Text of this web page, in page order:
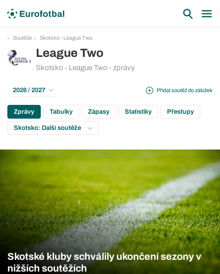
Soutěže Skotsko - League Two
League Two
Skotsko - League Two - zprávy
Přidat soutěž do záložek
2026 / 2027
Zprávy Tabulky Zápasy Statistiky Přestupy
Skotsko: Další soutěže
Skotské kluby schválily ukončení sezony v
nižších soutěžích